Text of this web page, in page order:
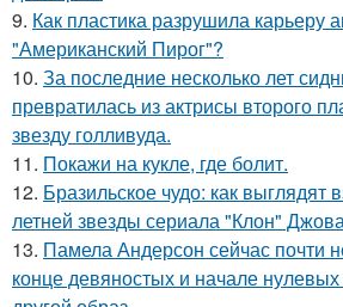
9. Как пластика разрушила карьеру
"Американский Пирог"?
10. За последние несколько лет
превратилась из актрисы второго
звезду голливуда.
11. Покажи на кукле, где болит.
12. Бразильское чудо: как выглядят
летней звезды сериала "Клон"
13. Памела Андерсон сейчас почти
конце девяностых и начале